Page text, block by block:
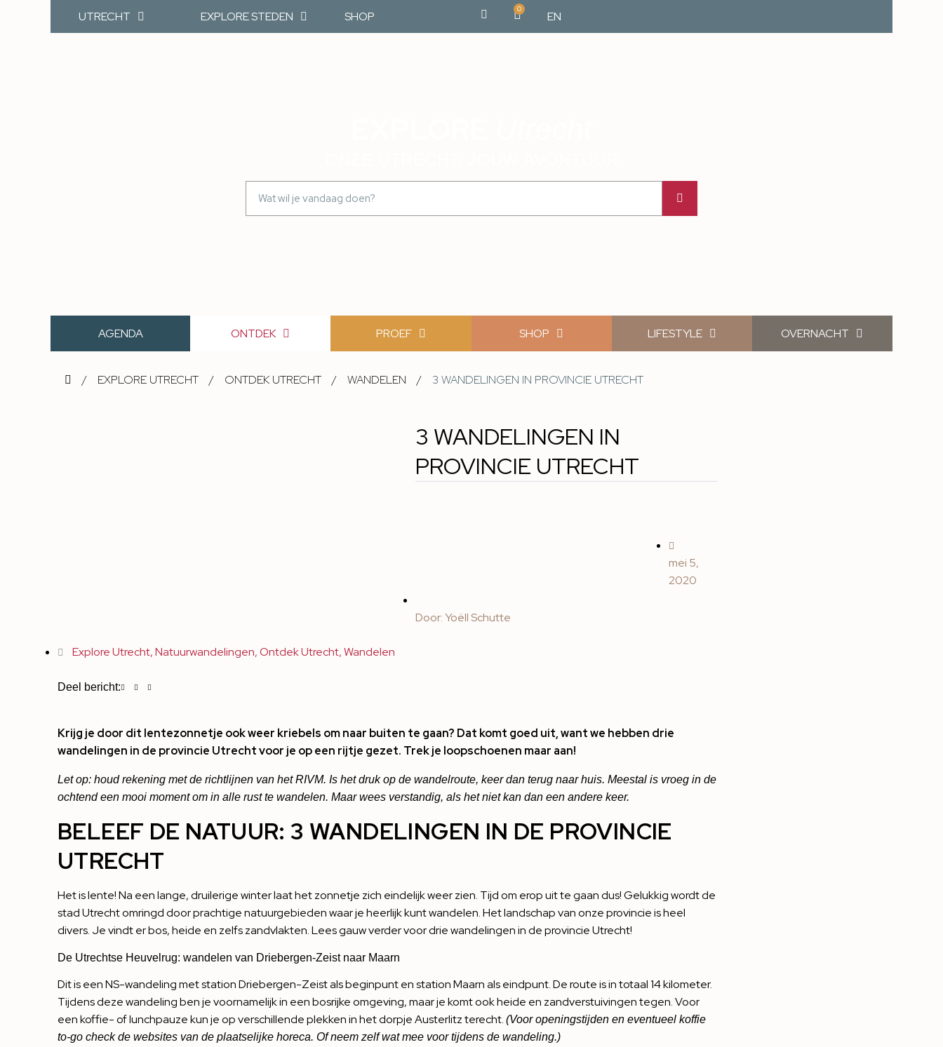
UTRECHT EXPLORE STEDEN SHOP
0
EN
AGENDA ONTDEK PROEF SHOP LIFESTYLE OVERNACHT
/ EXPLORE UTRECHT / ONTDEK UTRECHT / WANDELEN / 3 WANDELINGEN IN PROVINCIE UTRECHT
3 WANDELINGEN IN
PROVINCIE UTRECHT
Door:Yoëll Schutte
mei 5,
2020
Explore Utrecht,Natuurwandelingen,Ontdek Utrecht,Wandelen
Deel bericht:
Krijg je door dit lentezonnetje ook weer kriebels om naar buiten te gaan? Dat komt goed uit, want we hebben drie
wandelingen in de provincie Utrecht voor je op een rijtje gezet. Trek je loopschoenen maar aan!
Let op: houd rekening met de richtlijnen van het RIVM. Is het druk op de wandelroute, keer dan terug naar huis. Meestal is vroeg in de
ochtend een mooi moment om in alle rust te wandelen. Maar wees verstandig, als het niet kan dan een andere keer.
BELEEF DE NATUUR: 3 WANDELINGEN IN DE PROVINCIE
UTRECHT
Het is lente! Na een lange, druilerige winter laat het zonnetje zich eindelijk weer zien. Tijd om erop uit te gaan dus! Gelukkig wordt de
stad Utrecht omringd door prachtige natuurgebieden waar je heerlijk kunt wandelen. Het landschap van onze provincie is heel
divers. Je vindt er bos, heide en zelfs zandvlakten. Lees gauw verder voor drie wandelingen in de provincie Utrecht!
De Utrechtse Heuvelrug: wandelen van Driebergen-Zeist naar Maarn
Dit is een NS-wandeling met station Driebergen-Zeist als beginpunt en station Maarn als eindpunt. De route is in totaal 14 kilometer.
Tijdens deze wandeling ben je voornamelijk in een bosrijke omgeving, maar je komt ook heide en zandverstuivingen tegen. Voor
een koffie- of lunchpauze kun je op verschillende plekken in het dorpje Austerlitz terecht. (Voor openingstijden en eventueel koffie
to-go check de websites van de plaatselijke horeca. Of neem zelf wat mee voor tijdens de wandeling.)